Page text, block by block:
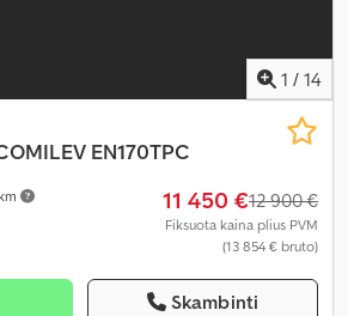
1 / 14
EN170TPC
11 450 €12 900 €
Fiksuota kaina plius PVM
(13 854 € bruto)
Skambinti